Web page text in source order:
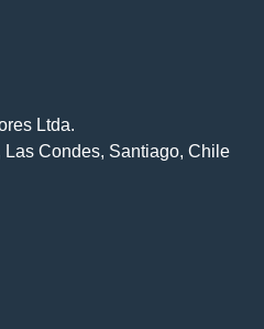
Ltda.
Condes, Santiago, Chile